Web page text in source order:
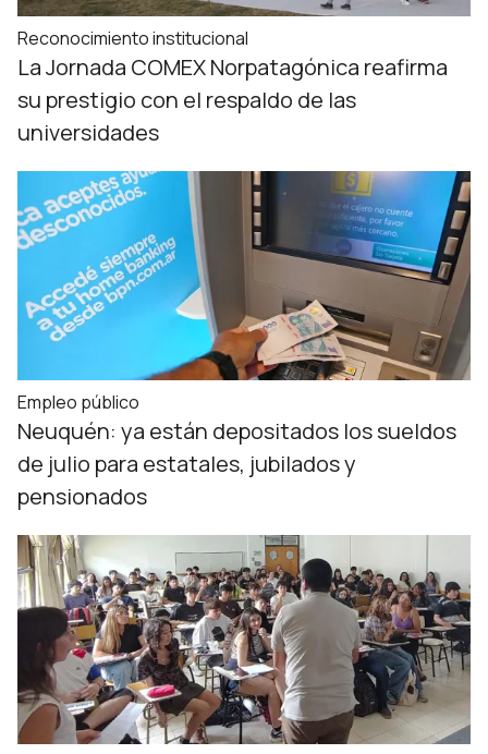
Reconocimiento institucional
La Jornada COMEX Norpatagónica reafirma
su prestigio con el respaldo de las
universidades
Empleo público
Neuquén: ya están depositados los sueldos
de julio para estatales, jubilados y
pensionados